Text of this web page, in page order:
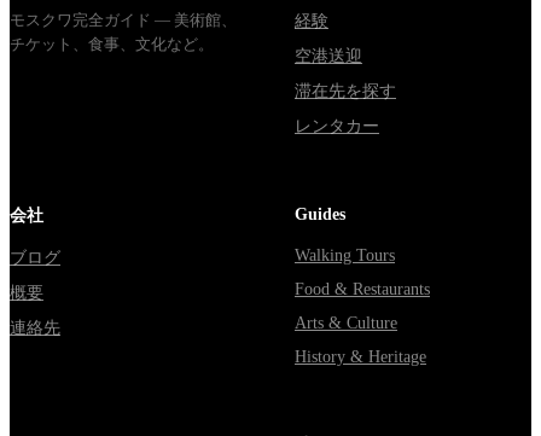
モスクワ完全ガイド — 美術館、
チケット、食事、文化など。
経験
空港送迎
滞在先を探す
レンタカー
会社
ブログ
概要
連絡先
Guides
Walking Tours
Food & Restaurants
Arts & Culture
History & Heritage